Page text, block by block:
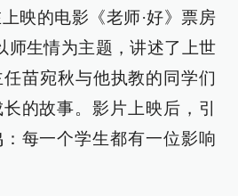
映的电影《老师·好》票房
师生情为主题，讲述了上世
苗宛秋与他执教的同学们
的故事。影片上映后，引
每一个学生都有一位影响